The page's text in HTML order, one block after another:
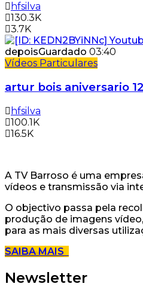
hfsilva
130.3K
3.7K
depoisGuardado 03:40
Vídeos Particulares
artur bois aniversario 12
hfsilva
100.1K
16.5K
A TV Barroso é uma
vídeos e transmissão via
O objectivo passa pela
produção de imagens
para as mais diversas
SAIBA MAIS
Newsletter